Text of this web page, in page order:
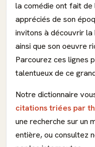
la comédie ont fait de
appréciés de son
invitons à découvrir la
ainsi que son oeuvre
Parcourez ces lignes
talentueux de ce
Notre dictionnaire
citations triées par
une recherche sur un
entière, ou consultez